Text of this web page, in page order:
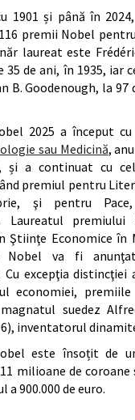
1901 și până în
premii Nobel
laureat este
35 de ani, în 1935, iar
B. Goodenough, la 97
2025 a început
sau Medicină,
și a continuat cu
premiul pentru
şi pentru
Laureatul premiului
Ştiinţe Economice în
Nobel va fi
excepţia distincţiei
economiei,
suedez
inventatorul
este însoțit de
milioane de coroane
a 900.000 de euro.